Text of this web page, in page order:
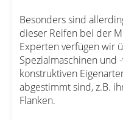
Besonders sind
dieser Reifen bei der
Experten verfügen wir
Spezialmaschinen und
konstruktiven
abgestimmt sind, z.B.
Flanken.